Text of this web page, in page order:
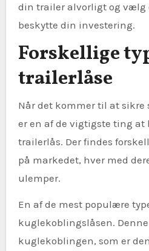
din trailer alvorligt og vælg
beskytte din investering.
Forskellige
trailerlåse
Når det kommer til at sikre
er en af de vigtigste ting at
trailerlås. Der findes
på markedet, hver med
ulemper.
En af de mest populære
kuglekoblingslåsen.
kuglekoblingen, som er